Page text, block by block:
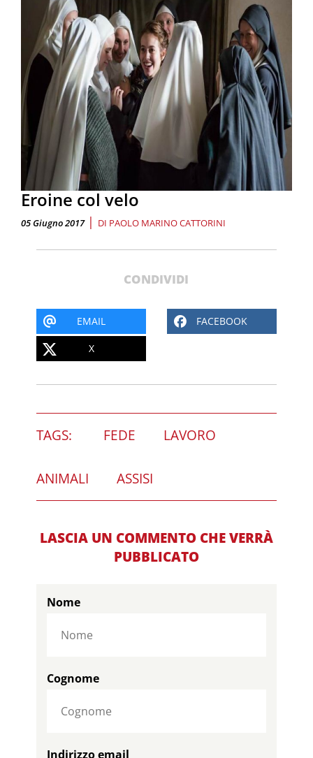
Eroine col velo
05 Giugno 2017 | DI PAOLO MARINO CATTORINI
CONDIVIDI
EMAIL FACEBOOK
X
TAGS: FEDE LAVORO
ANIMALI ASSISI
LASCIA UN COMMENTO CHE VERRÀ
PUBBLICATO
Nome
Cognome
Indirizzo email